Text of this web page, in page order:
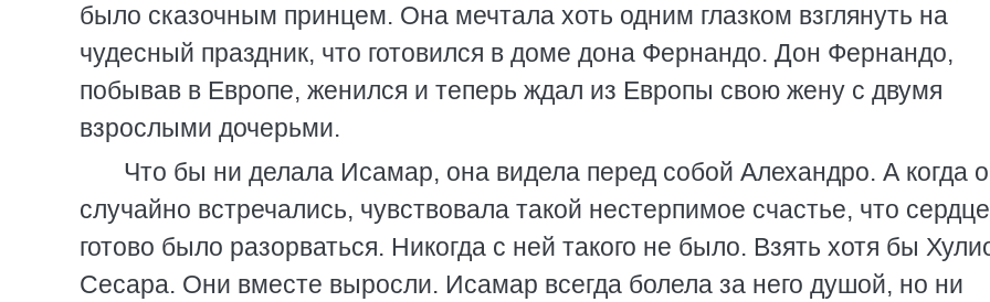
было сказочным принцем. Она мечтала хоть одним глазком взглянуть на
чудесный праздник, что готовился в доме дона Фернандо. Дон Фернандо,
побывав в Европе, женился и теперь ждал из Европы свою жену с двумя
взрослыми дочерьми.
Что бы ни делала Исамар, она видела перед собой Алехандро. А когда
случайно встречались, чувствовала такой нестерпимое счастье, что сердце
готово было разорваться. Никогда с ней такого не было. Взять хотя бы
Сесара. Они вместе выросли. Исамар всегда болела за него душой, но ни